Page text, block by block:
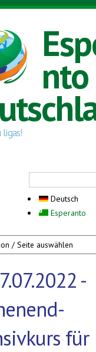
Deutsch
Esperanto
-
für